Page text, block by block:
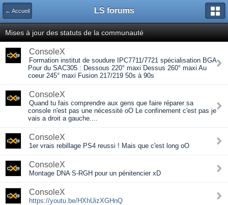
← Accueil LS forums
Mises à jour des statuts de la communauté
ConsoleX
Formation institut de soudure IPC7711/7721 spécialisation BGA
Pour du SAC305 : Dessous 220° maxi Dessus 260° maxi Au
coeur 245° maxi Fusion 217/219 50s à 90s
ConsoleX
Quand tu fais comprendre aux gens que faire réparer sa
console n'est pas une nécessité oO Le confinement c'est pas je
vais a droit a gauche....
ConsoleX
1er vrais rebillage PS4 reussi ! Mais que c'est long oO
ConsoleX
Montage DNA S-RGH pour un pénitencier xD
ConsoleX
https://youtu.be/HXhUizXGHnQ